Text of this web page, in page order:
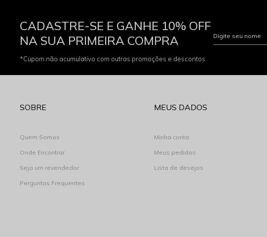
CADASTRE-SE E GANHE 10% OFF
NA SUA PRIMEIRA COMPRA
*Cupom não acumulativo com outras promoções e descontos
Digite seu nome
SOBRE
Quem Somos
Onde Encontrar
Seja um revendedor
Perguntas Frequentes
MEUS DADOS
Minha conta
Meus pedidos
Lista de desejos